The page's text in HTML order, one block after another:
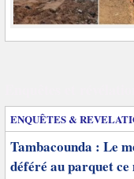
ENQUÊTES &
Tambacounda : Le
déféré au parquet